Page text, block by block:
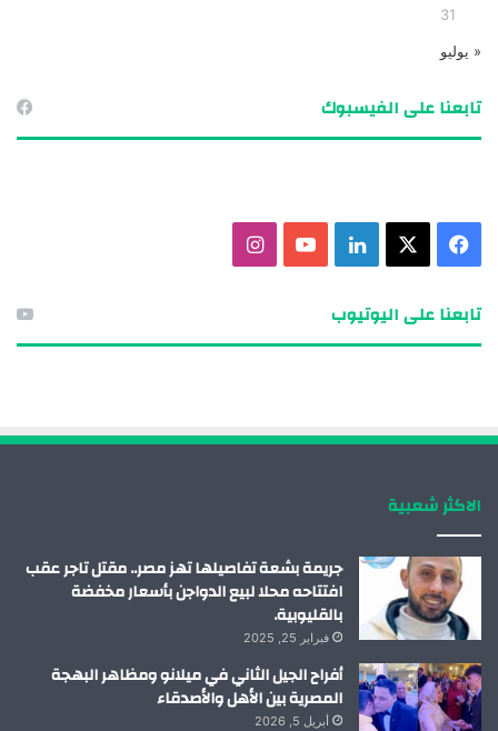
31
« يوليو
تابعنا على الفيسبوك
م
تابعنا على اليوتيوب
الاكثر شعبية
جريمة بشعة تفاصيلها تهز مصر.. مقتل تاجر عقب
افتتاحه محلا لبيع الدواجن بأسعار مخفضة
بالقليوبية.
فبراير 25, 2025
أفراح الجيل الثاني في ميلانو ومظاهر البهجة
المصرية بين الأهل والأصدقاء
أبريل 5, 2026